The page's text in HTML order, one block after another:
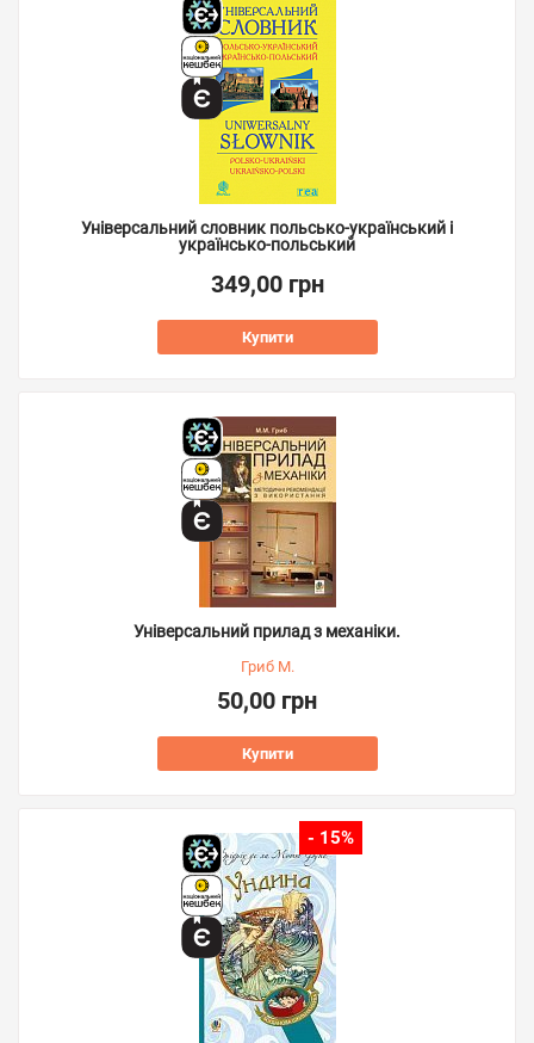
Універсальний словник польсько-український і
українсько-польський
349,00 грн
Купити
Універсальний прилад з механіки.
Гриб М.
50,00 грн
Купити
- 15%